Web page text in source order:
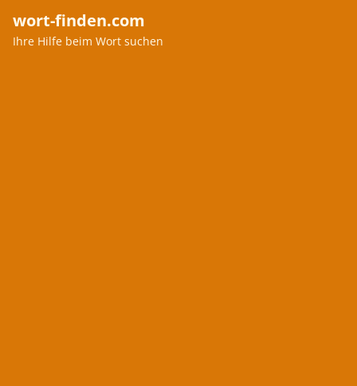
wort-finden.com
Ihre Hilfe beim Wort suchen